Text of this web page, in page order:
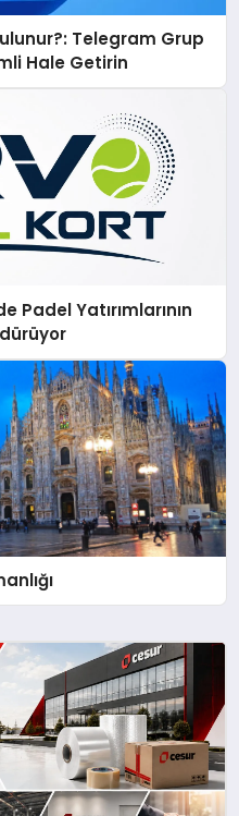
Telegram Grup
Hale Getirin
Padel Yatırımlarının